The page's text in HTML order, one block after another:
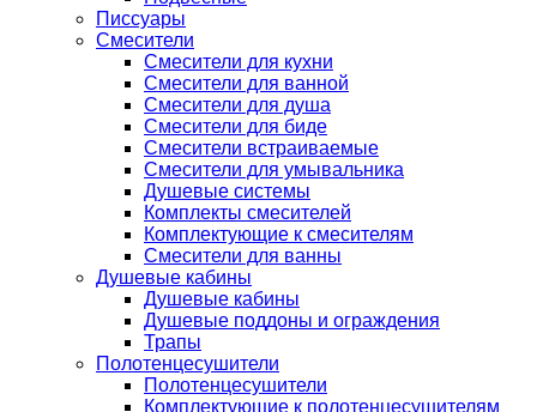
Писсуары
Смесители
Смесители для кухни
Смесители для ванной
Смесители для душа
Смесители для биде
Смесители встраиваемые
Смесители для умывальника
Душевые системы
Комплекты смесителей
Комплектующие к смесителям
Смесители для ванны
Душевые кабины
Душевые кабины
Душевые поддоны и ограждения
Трапы
Полотенцесушители
Полотенцесушители
Комплектующие к полотенцесушителям